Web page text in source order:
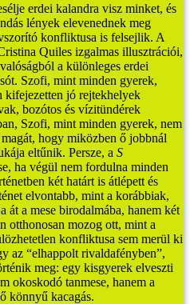
erdei kalandra visz minket, és
lények elevenednek meg
konfliktusa is felsejlik. A
Quiles izgalmas illusztrációi,
a különleges erdei
Szofi, mint minden gyerek,
kifejezetten jó rejtekhelyek
bozótos és vízitündérek
Szofi, mint minden gyerek, nem
hogy miközben ő jobbnál
eltűnik. Persze, a S
ha végül nem fordulna minden
két határt is átlépett és
elvontabb, mint a korábbiak,
át a mese birodalmába, hanem két
otthonosan mozog ott, mint a
konfliktusa sem merül ki
az “elhappolt rivaldafényben”,
meg: egy kisgyerek elveszti
okoskodó tanmese, hanem a
könnyű kacagás.